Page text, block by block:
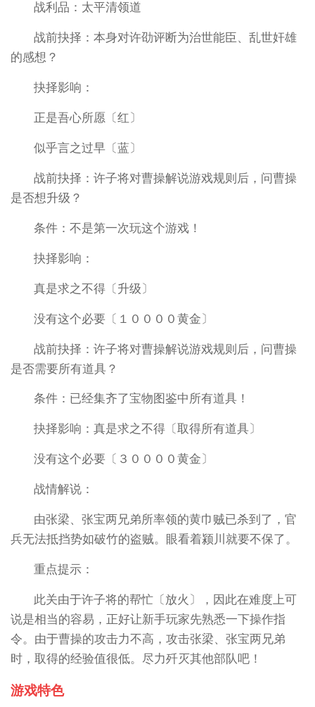
战利品：太平清领道
战前抉择：本身对许劭评断为治世能臣、乱世奸雄
的感想？
抉择影响：
正是吾心所愿〔红〕
似乎言之过早〔蓝〕
战前抉择：许子将对曹操解说游戏规则后，问曹操
是否想升级？
条件：不是第一次玩这个游戏！
抉择影响：
真是求之不得〔升级〕
没有这个必要〔１００００黄金〕
战前抉择：许子将对曹操解说游戏规则后，问曹操
是否需要所有道具？
条件：已经集齐了宝物图鉴中所有道具！
抉择影响：真是求之不得〔取得所有道具〕
没有这个必要〔３００００黄金〕
战情解说：
由张梁、张宝两兄弟所率领的黄巾贼已杀到了，官
兵无法抵挡势如破竹的盗贼。眼看着颍川就要不保了。
重点提示：
此关由于许子将的帮忙〔放火〕，因此在难度上可
说是相当的容易，正好让新手玩家先熟悉一下操作指
令。由于曹操的攻击力不高，攻击张梁、张宝两兄弟
时，取得的经验值很低。尽力歼灭其他部队吧！
游戏特色